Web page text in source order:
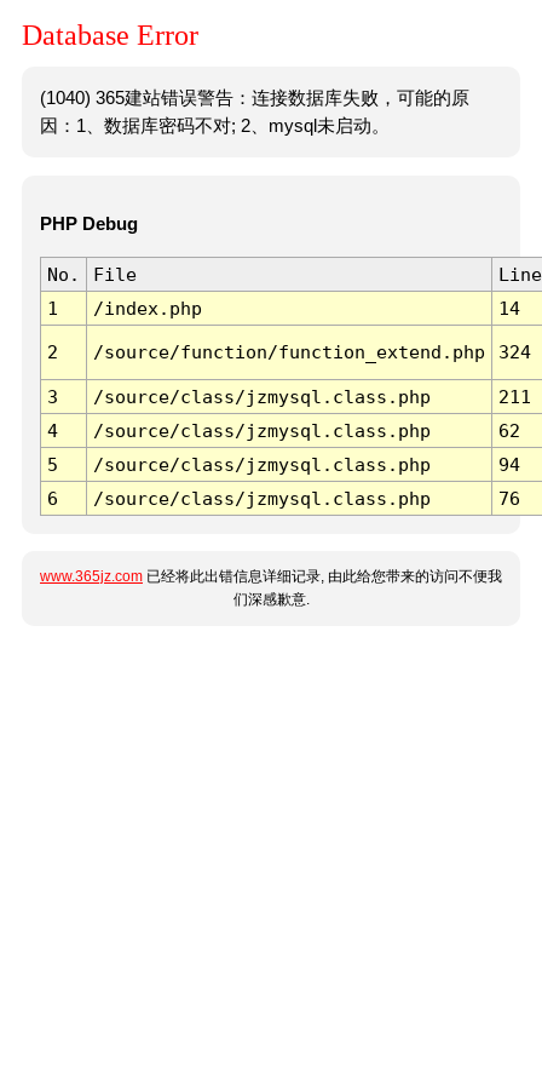
Database Error
(1040) 365建站错误警告：连接数据库失败，可能的原
因：1、数据库密码不对; 2、mysql未启动。
PHP Debug
No. File
Line
1
/index.php 14
2 /source/function/function_extend.php 324
3 /source/class/jzmysql.class.php
211
4
/source/class/jzmysql.class.php
62
5
/source/class/jzmysql.class.php
94
6
/source/class/jzmysql.class.php 76
www.365jz.com 已经将此出错信息详细记录, 由此给您带来的访问不便我
们深感歉意.